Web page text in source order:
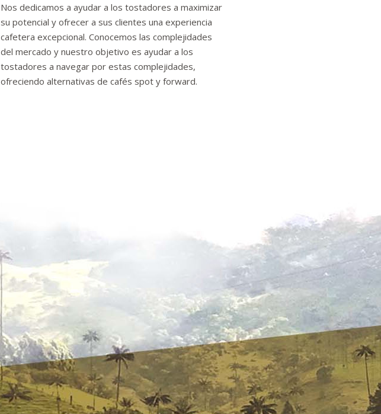
Nos dedicamos a ayudar a los tostadores a maximizar
su potencial y ofrecer a sus clientes una experiencia
cafetera excepcional. Conocemos las complejidades
del mercado y nuestro objetivo es ayudar a los
tostadores a navegar por estas complejidades,
ofreciendo alternativas de cafés spot y forward.